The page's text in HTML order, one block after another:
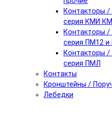
Контакторы /
серия КМИ
Контакторы /
серия ПМ12
Контакторы /
серия ПМЛ
Контакты
Кронштейны /
Лебедки